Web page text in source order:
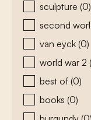
sculpture (0)
second
van eyck (0)
world war 2
best of (0)
books (0)